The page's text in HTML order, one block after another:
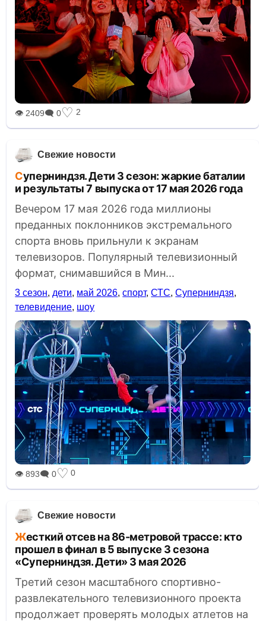
👁 2409🗨 0♡ 2
Свежие новости
Суперниндзя. Дети 3 сезон: жаркие баталии
и результаты 7 выпуска от 17 мая 2026 года
Вечером 17 мая 2026 года миллионы
преданных поклонников экстремального
спорта вновь прильнули к экранам
телевизоров. Популярный телевизионный
формат, снимавшийся в Мин...
3 сезон, дети, май 2026,спорт,СТС,Суперниндзя,
телевидение, шоу
👁 893🗨 0♡ 0
Свежие новости
Жесткий отсев на 86-метровой трассе: кто
прошел в финал в 5 выпуске 3 сезона
«Суперниндзя. Дети» 3 мая 2026
Третий сезон масштабного спортивно-
развлекательного телевизионного проекта
продолжает проверять молодых атлетов на